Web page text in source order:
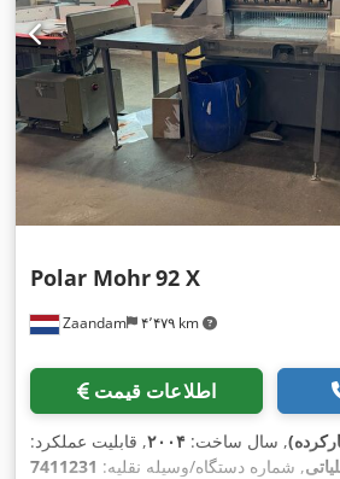
Zaandam ۴٬۴۷۹ km
Polar Mohr92 X
اطلاعات قیمت
, سال ساخت: ۲۰۰۴, قابلیت عملکرد:
, شماره دستگاه/وسیله نقلیه: 7411231